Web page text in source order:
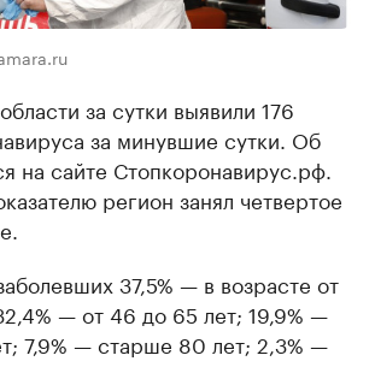
за сутки выявили 176
за минувшие сутки. Об
на сайте Стопкоронавирус.рф.
регион занял четвертое
37,5% — в возрасте от
— от 46 до 65 лет; 19,9% —
7,9% — старше 80 лет; 2,3% —